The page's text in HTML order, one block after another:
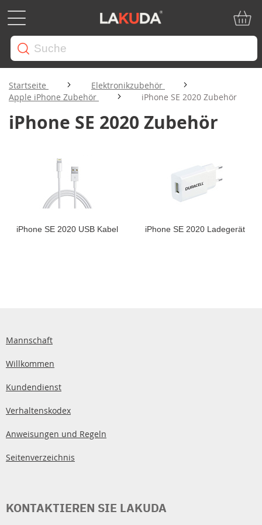
Startseite
Elektronikzubehör
Apple iPhone Zubehör
iPhone SE 2020 Zubehör
iPhone SE 2020 Zubehör
iPhone SE 2020 USB Kabel iPhone SE 2020 Ladegerät
Mannschaft
Willkommen
Kundendienst
Verhaltenskodex
Anweisungen und Regeln
Seitenverzeichnis
KONTAKTIEREN SIE LAKUDA